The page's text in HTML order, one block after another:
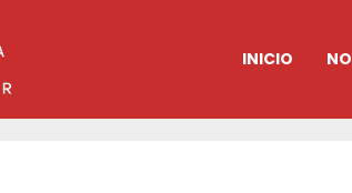
INICIO